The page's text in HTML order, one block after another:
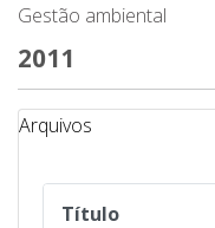
Gestão ambiental
2011
Arquivos
Título